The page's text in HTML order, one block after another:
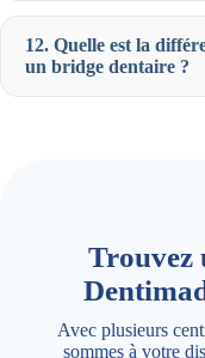
12. Quelle est la
un bridge dentaire ?
Trouvez
Avec plusieurs
sommes à votre